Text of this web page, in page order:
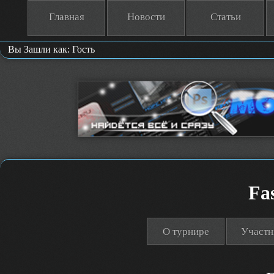
Главная Новости Статьи
Вы Зашли как: Гость
О турнире